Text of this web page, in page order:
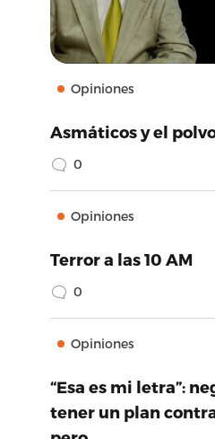
Opiniones
Asmáticos y el
0
Opiniones
Terror a las 10 AM
0
Opiniones
“Esa es mi letra”:
tener un plan